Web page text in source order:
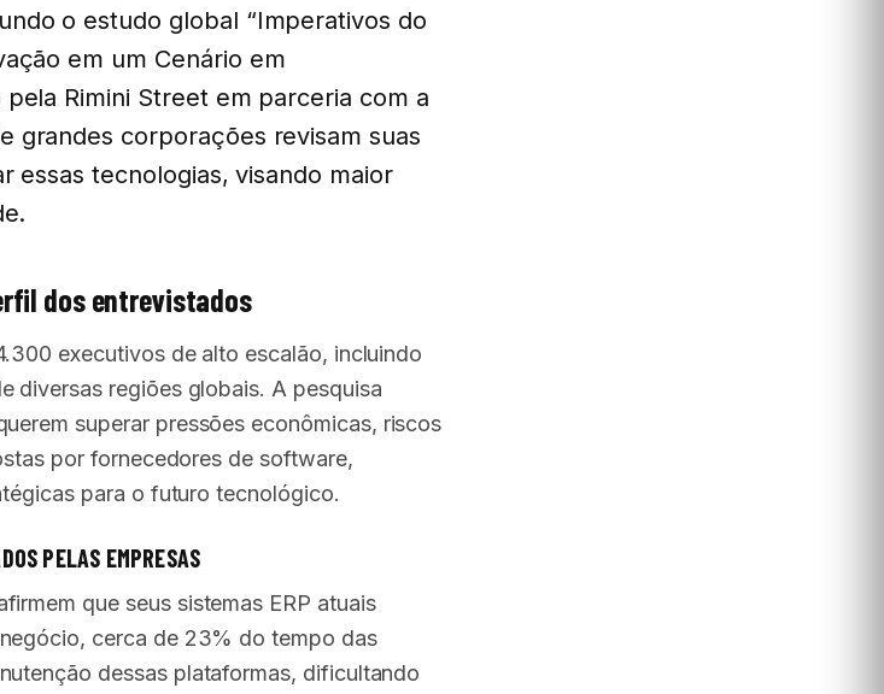
o estudo global “Imperativos do
em um Cenário em
pela Rimini Street em parceria com a
grandes corporações revisam suas
essas tecnologias, visando maior
dos entrevistados
executivos de alto escalão, incluindo
diversas regiões globais. A pesquisa
superar pressões econômicas, riscos
por fornecedores de software,
para o futuro tecnológico.
PELAS EMPRESAS
que seus sistemas ERP atuais
cerca de 23% do tempo das
dessas plataformas, dificultando